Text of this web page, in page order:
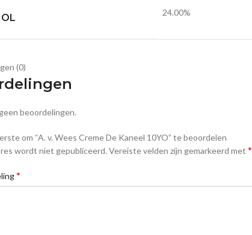
24.00%
(0)
beoordelingen.
om “A. v. Wees Creme De Kaneel 10YO” te beoordelen
wordt niet gepubliceerd. Vereiste velden zijn gemarkeerd met *
*